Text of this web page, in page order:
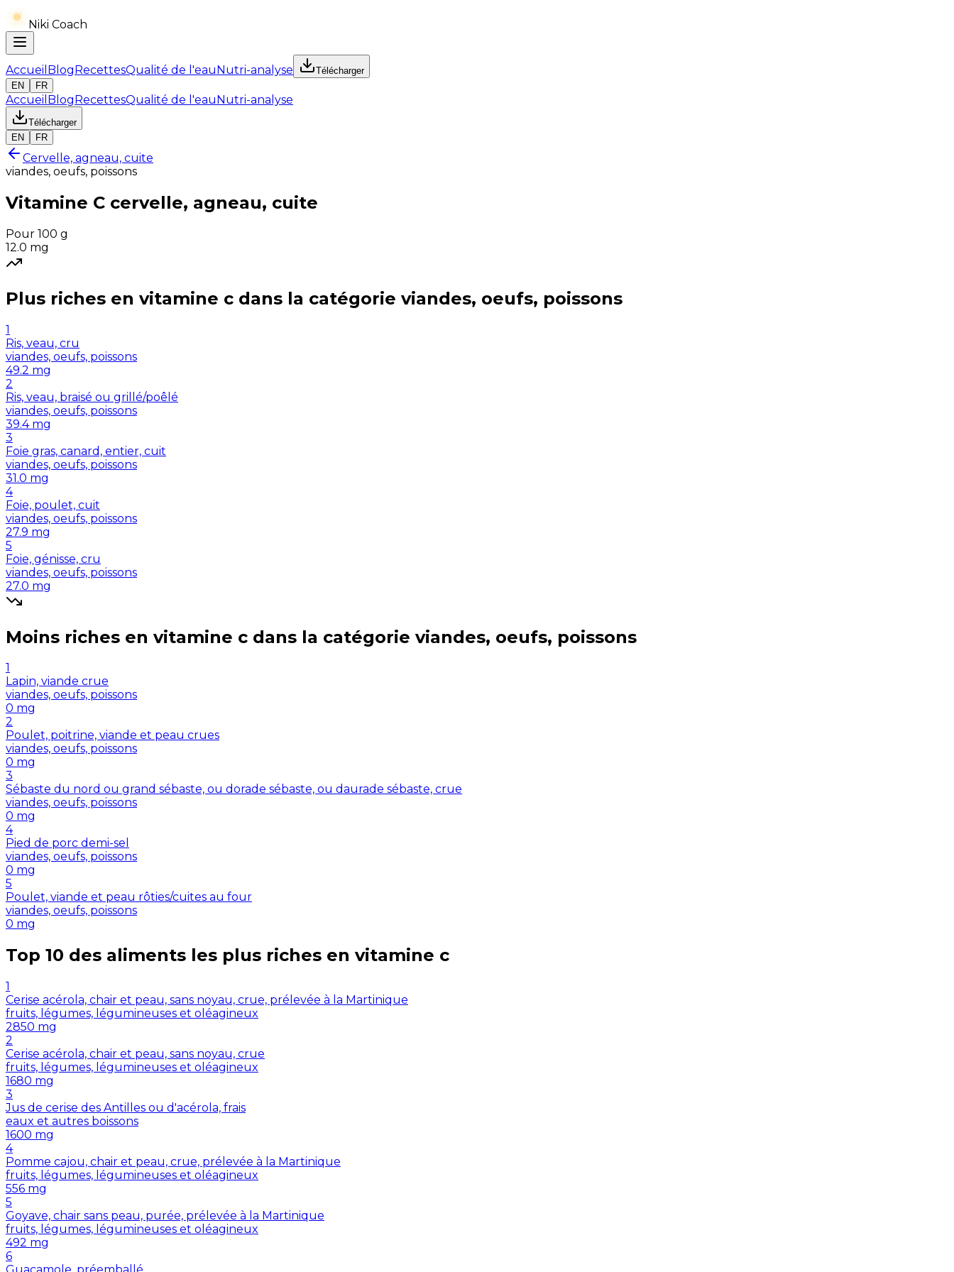
Niki Coach
Accueil BlogRecettesQualité de l'eauNutri-analyse
Télécharger
EN
FR
Accueil BlogRecettesQualité de l'eauNutri-analyse
Télécharger
EN
FR
Cervelle, agneau, cuite
viandes, oeufs, poissons
Vitamine C cervelle, agneau, cuite
Pour 100 g
12.0 mg
Plus riches en vitamine c dans la catégorie viandes, oeufs, poissons
1
Ris, veau, cru
viandes, oeufs, poissons
49.2 mg
2
Ris, veau, braisé ou grillé/poêlé
viandes, oeufs, poissons
39.4 mg
3
Foie gras, canard, entier, cuit
viandes, oeufs, poissons
31.0 mg
4
Foie, poulet, cuit
viandes, oeufs, poissons
27.9 mg
5
Foie, génisse, cru
viandes, oeufs, poissons
27.0 mg
Moins riches en vitamine c dans la catégorie viandes, oeufs, poissons
1
Lapin, viande crue
viandes, oeufs, poissons
0 mg
2
Poulet, poitrine, viande et peau crues
viandes, oeufs, poissons
0 mg
3
Sébaste du nord ou grand sébaste, ou dorade sébaste, ou daurade sébaste, crue
viandes, oeufs, poissons
0 mg
4
Pied de porc demi-sel
viandes, oeufs, poissons
0 mg
5
Poulet, viande et peau rôties/cuites au four
viandes, oeufs, poissons
0 mg
Top 10 des aliments les plus riches en vitamine c
1
Cerise acérola, chair et peau, sans noyau, crue, prélevée à la Martinique
fruits, légumes, légumineuses et oléagineux
2850 mg
2
Cerise acérola, chair et peau, sans noyau, crue
fruits, légumes, légumineuses et oléagineux
1680 mg
3
Jus de cerise des Antilles ou d'acérola, frais
eaux et autres boissons
1600 mg
4
Pomme cajou, chair et peau, crue, prélevée à la Martinique
fruits, légumes, légumineuses et oléagineux
556 mg
5
Goyave, chair sans peau, purée, prélevée à la Martinique
fruits, légumes, légumineuses et oléagineux
492 mg
6